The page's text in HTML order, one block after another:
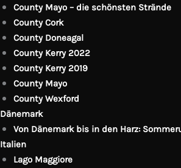
County Mayo – die schönsten Strände
County Cork
County Doneagal
County Kerry 2022
County Kerry 2019
County Mayo
County Wexford
Dänemark
Von Dänemark bis in den Harz:
Italien
Lago Maggiore